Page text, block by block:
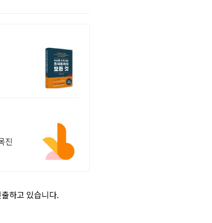
진
하고 있습니다.